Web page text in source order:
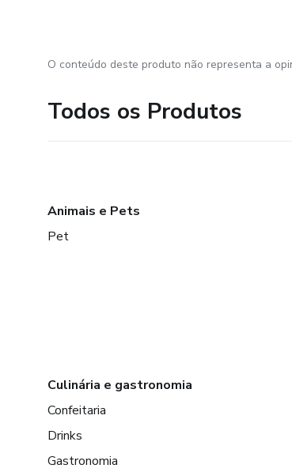
O conteúdo deste produto não representa a
Todos os Produtos
Animais e Pets
Pet
Culinária e gastronomia
Confeitaria
Drinks
Gastronomia